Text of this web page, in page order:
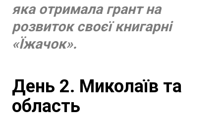
яка отримала грант на
розвиток своєї книгарні
«Їжачок».
День 2. Миколаїв та
область